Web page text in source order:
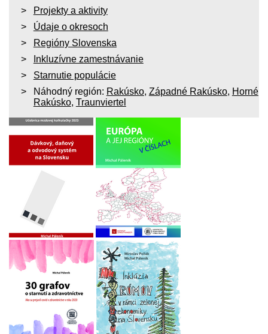
Projekty a aktivity
Údaje o okresoch
Regióny Slovenska
Inkluzívne zamestnávanie
Starnutie populácie
Náhodný región: Rakúsko, Západné Rakúsko, Horné
Rakúsko, Traunviertel